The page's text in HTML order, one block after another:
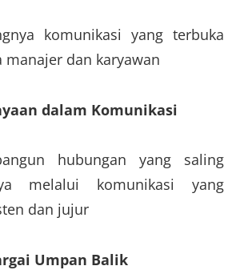
komunikasi yang terbuka
manajer dan karyawan
dalam Komunikasi
hubungan yang saling
melalui komunikasi yang
dan jujur
Umpan Balik